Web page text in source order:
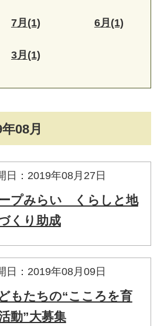
08月
日：2019年08月27日
プみらい くらしと地
くり助成
日：2019年08月09日
もたちの“こころを育
動”大募集
7月(1) 6月(1)
3月(1)